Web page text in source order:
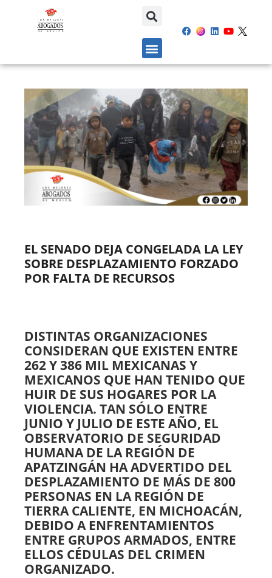
EL SENADO DEJA CONGELADA LA LEY
SOBRE DESPLAZAMIENTO FORZADO
POR FALTA DE RECURSOS
DISTINTAS ORGANIZACIONES
CONSIDERAN QUE EXISTEN ENTRE
262 Y 386 MIL MEXICANAS Y
MEXICANOS QUE HAN TENIDO QUE
HUIR DE SUS HOGARES POR LA
VIOLENCIA. TAN SÓLO ENTRE
JUNIO Y JULIO DE ESTE AÑO, EL
OBSERVATORIO DE SEGURIDAD
HUMANA DE LA REGIÓN DE
APATZINGÁN HA ADVERTIDO DEL
DESPLAZAMIENTO DE MÁS DE 800
PERSONAS EN LA REGIÓN DE
TIERRA CALIENTE, EN MICHOACÁN,
DEBIDO A ENFRENTAMIENTOS
ENTRE GRUPOS ARMADOS, ENTRE
ELLOS CÉDULAS DEL CRIMEN
ORGANIZADO.